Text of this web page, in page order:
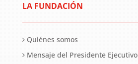
LA FUNDACIÓN
Quiénes somos
Mensaje del Presidente Ejecutivo